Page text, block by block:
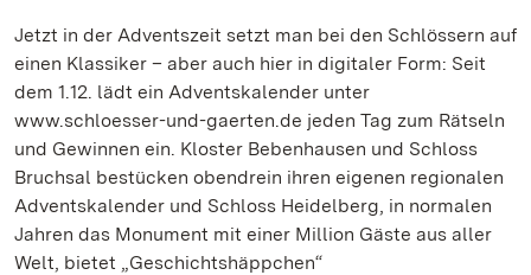
Jetzt in der Adventszeit setzt man bei den Schlössern auf
einen Klassiker – aber auch hier in digitaler Form: Seit
dem 1.12. lädt ein Adventskalender unter
www.schloesser-und-gaerten.de jeden Tag zum Rätseln
und Gewinnen ein. Kloster Bebenhausen und Schloss
Bruchsal bestücken obendrein ihren eigenen regionalen
Adventskalender und Schloss Heidelberg, in normalen
Jahren das Monument mit einer Million Gäste aus aller
Welt, bietet „Geschichtshäppchen“